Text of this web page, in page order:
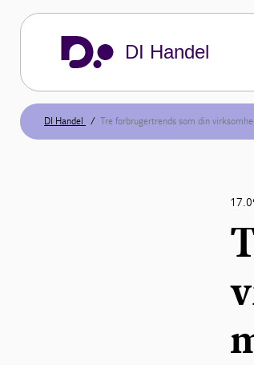
DI Handel
DI Handel Tre forbrugertrends som din